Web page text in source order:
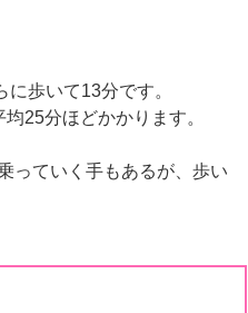
歩いて13分です。
25分ほどかかります。
っていく手もあるが、歩い